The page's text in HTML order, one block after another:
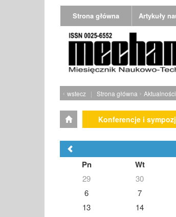
Strona główna Artykuły
‹ wstecz | Strona główna › Aktualności
Konferencje i
Pn Wt
29 30
6
7
13
14